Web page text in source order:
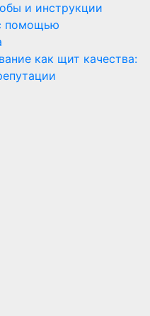
и инструкции
помощью
как щит качества: